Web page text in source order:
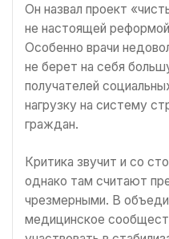
Он назвал проект
не настоящей
Особенно врачи
не берет на себя
получателей
нагрузку на систему
граждан.
Критика звучит и со
однако там считают
чрезмерными. В
медицинское